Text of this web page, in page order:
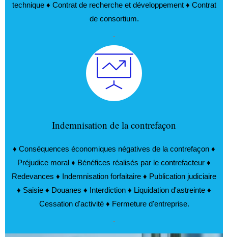
technique ♦ Contrat de recherche et développement ♦ Contrat
de consortium.
.
Indemnisation de la contrefaçon
♦ Conséquences économiques négatives de la contrefaçon ♦
Préjudice moral ♦ Bénéfices réalisés par le contrefacteur ♦
Redevances ♦ Indemnisation forfaitaire ♦ Publication judiciaire
♦ Saisie ♦ Douanes ♦ Interdiction ♦ Liquidation d'astreinte ♦
Cessation d'activité ♦ Fermeture d'entreprise.
.